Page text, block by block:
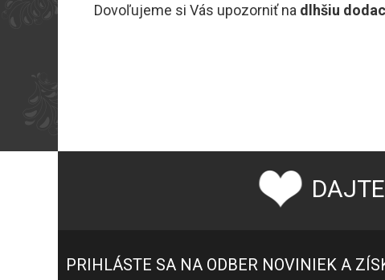
Dovoľujeme si Vás upozorniť na dlhšiu
PRIHLÁSTE SA NA ODBER NOVINIEK A